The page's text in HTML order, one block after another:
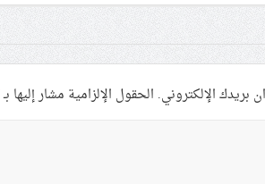
بريدك الإلكتروني. الحقول الإلزامية مشار إليها بـ